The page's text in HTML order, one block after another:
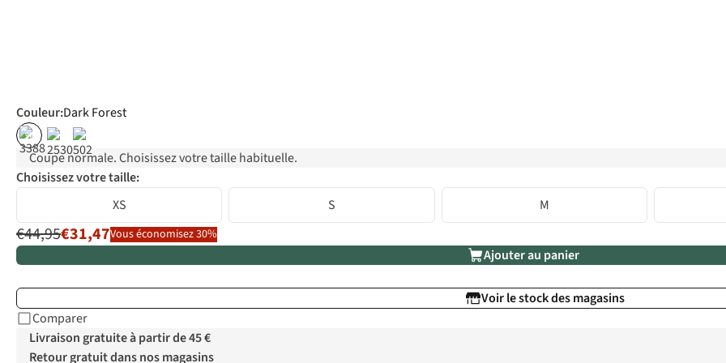
Couleur:Dark Forest
%
Coupe normale. Choisissez votre taille habituelle.
Choisissez votre taille:
XS
S M
€44,95€31,47Vous économisez 30%
Ajouter au panier
Voir le stock des magasins
Comparer
Livraison gratuite à partir de 45 €
Retour gratuit dans nos magasins